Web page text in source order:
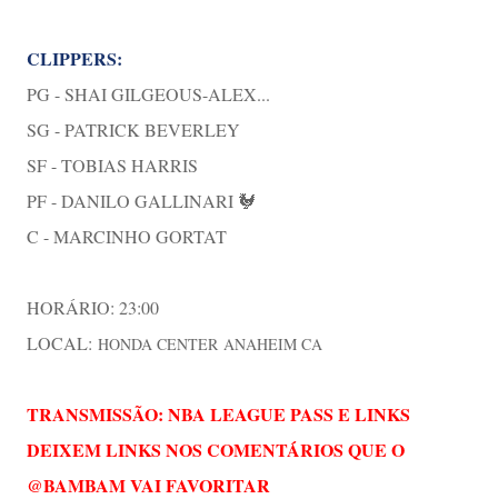
CLIPPERS:
PG - SHAI GILGEOUS-ALEX...
SG - PATRICK BEVERLEY
SF - TOBIAS HARRIS
PF - DANILO GALLINARI 🐓
C - MARCINHO GORTAT
HORÁRIO: 23:00
LOCAL: HONDA CENTER ANAHEIM CA
TRANSMISSÃO: NBA LEAGUE PASS E LINKS
DEIXEM LINKS NOS COMENTÁRIOS QUE O
@BAMBAM VAI FAVORITAR